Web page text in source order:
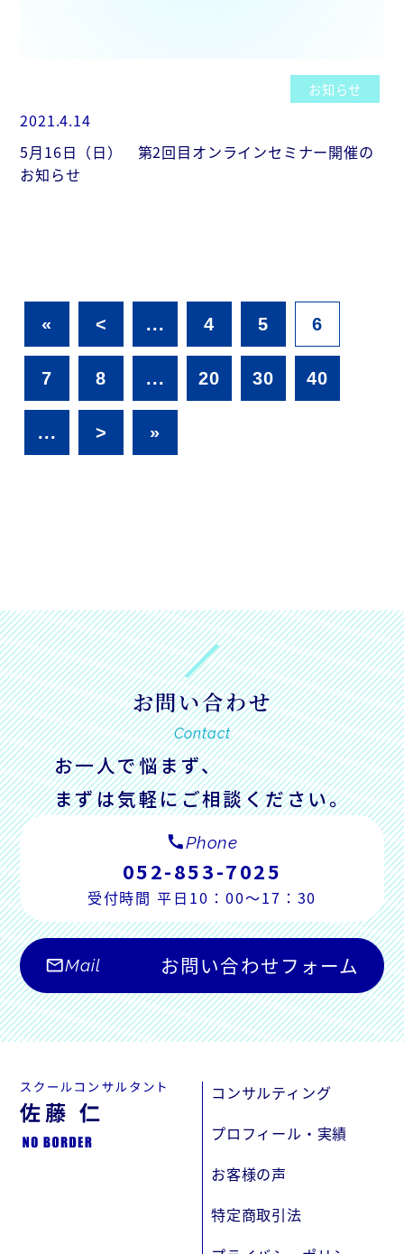
お知らせ
2021.4.14
5月16日（日） 第2回目オンラインセミナー開催の
お知らせ
« < ... 4 5 6
7 8 ... 20 30 40
... > »
お問い合わせ
Contact
お一人で悩まず、
まずは気軽にご相談ください。
callPhone
052-853-7025
受付時間 平日10：00～17：30
mail_outlineMail お問い合わせフォーム
コンサルティング
プロフィール・実績
お客様の声
特定商取引法